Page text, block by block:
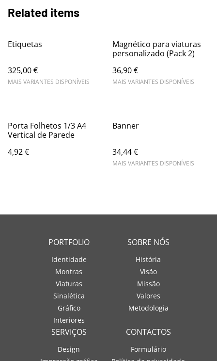
Related items
Etiquetas
325,00 €
MAIS VARIANTES DISPONÍVEIS
Magnético para viaturas
personalizado (Pack 2)
36,90 €
MAIS VARIANTES DISPONÍVEIS
Porta Folhetos 1/3 A4
Vertical de Parede
4,92 €
Banner
34,44 €
MAIS VARIANTES DISPONÍVEIS
PORTFOLIO
Identidade
Montras
Viaturas
Sinalética
Gráfico
Interiores
SOBRE NÓS
História
Visão
Missão
Valores
Metodologia
SERVIÇOS
Design
CONTACTOS
Formulário